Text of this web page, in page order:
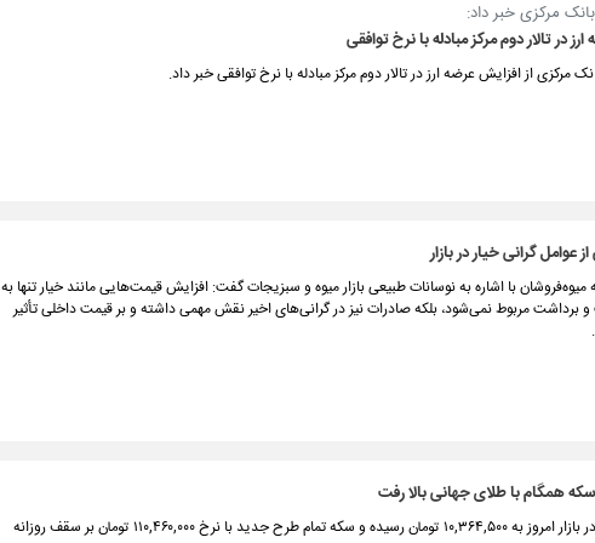
مرکزی خبر داد:
در تالار دوم مرکز مبادله با نرخ توافقی
مرکزی از افزایش عرضه ارز در تالار دوم مرکز مبادله با نرخ توافقی خبر داد.
عوامل گرانی خیار در بازار
با اشاره به نوسانات طبیعی بازار میوه و سبزیجات گفت: افزایش قیمت‌هایی مانند خیار تنها به
مربوط نمی‌شود، بلکه صادرات نیز در گرانی‌های اخیر نقش مهمی داشته و بر قیمت داخلی تأثیر
همگام با طلای جهانی بالا رفت
طلای ۱۸ عیار در بازار امروز به ۱۰,۳۶۴,۵۰۰ تومان رسیده و سکه تمام طرح جدید با نرخ ۱۱۰,۴۶۰,۰۰۰ تومان بر سقف روزانه